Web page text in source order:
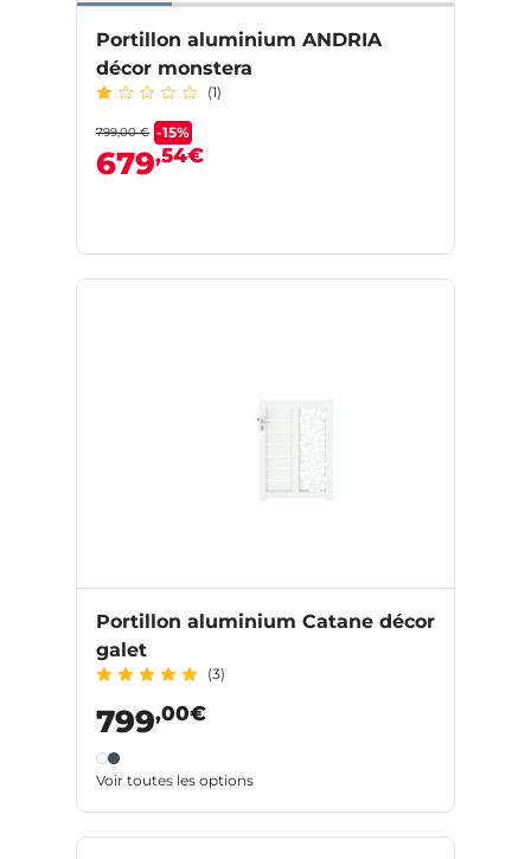
Portillon aluminium ANDRIA
décor monstera
(1)
799,00 € -15%
679,54€
Portillon aluminium Catane décor
galet
(3)
799,00€
Voir toutes les options